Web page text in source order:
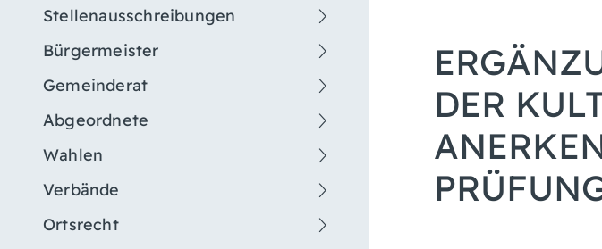
Stellenausschreibungen
Bürgermeister
Gemeinderat
Abgeordnete
Wahlen
Verbände
Ortsrecht
DER